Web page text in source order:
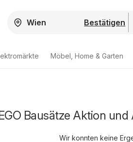
Bestätigen
Möbel, Home & Garten
Bausätze Aktion
Wir konnten keine